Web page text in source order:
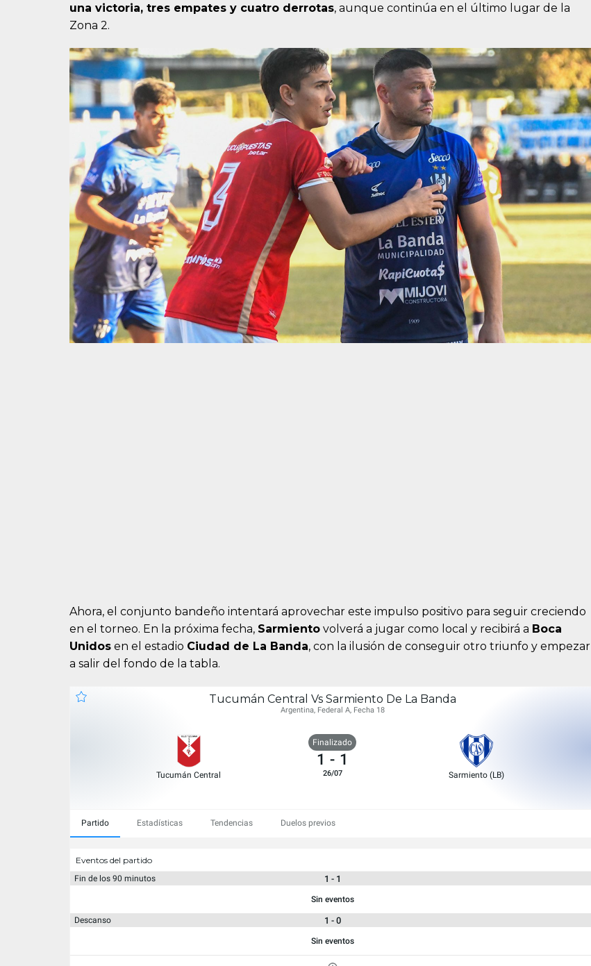
una victoria, tres empates y cuatro derrotas, aunque continúa en el último lugar de la
Zona 2.
Ahora, el conjunto bandeño intentará aprovechar este impulso positivo para seguir creciendo
en el torneo. En la próxima fecha, Sarmiento volverá a jugar como local y recibirá a Boca
Unidos en el estadio Ciudad de La Banda, con la ilusión de conseguir otro triunfo y empezar
a salir del fondo de la tabla.
Tucumán Central Vs Sarmiento De La Banda
Argentina, Federal A, Fecha 18
Tucumán Central
Finalizado
1 - 1
26/07 Sarmiento (LB)
Partido Estadísticas Tendencias Duelos previos
Eventos del partido
Fin de los 90 minutos 1 - 1
Sin eventos
Descanso 1 - 0
Sin eventos